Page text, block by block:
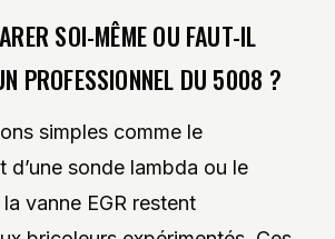
SOI-MÊME OU FAUT-IL
PROFESSIONNEL DU 5008 ?
simples comme le
d’une sonde lambda ou le
vanne EGR restent